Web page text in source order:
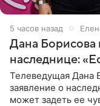
5 часов назад
Дана Борисова
наследнице:
Телеведущая Дана
заявление о
может задеть ее